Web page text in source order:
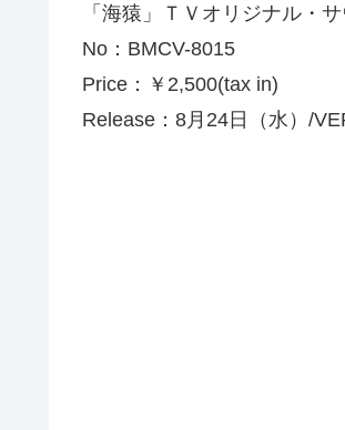
「海猿」ＴＶオリジナル・
No：BMCV-8015
Price：￥2,500(tax in)
Release：8月24日（水）/